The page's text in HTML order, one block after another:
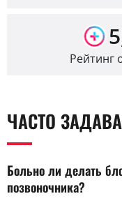
Рейтинг
ЧАСТО
Больно ли делать
позвоночника?